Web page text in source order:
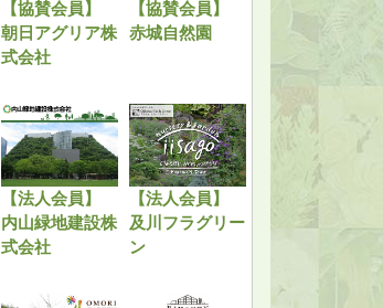
【協賛会員】
朝日アグリア株
式会社
【協賛会員】
赤城自然園
【法人会員】
内山緑地建設株
式会社
【法人会員】
及川フラグリー
ン